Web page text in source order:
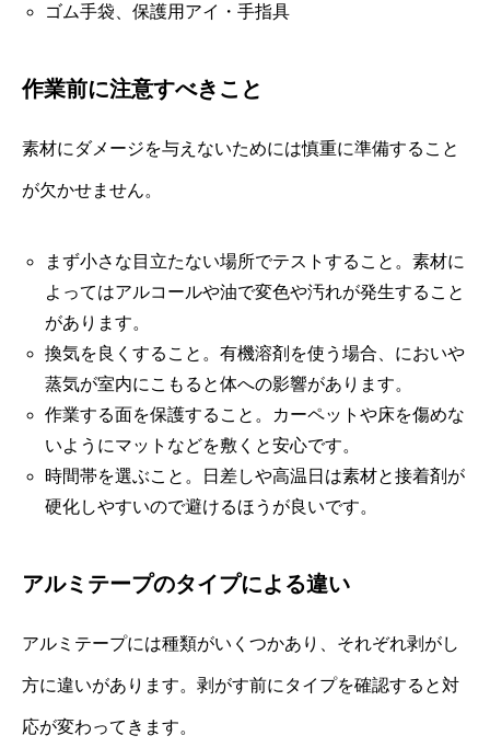
ゴム手袋、保護用アイ・手指具
作業前に注意すべきこと
素材にダメージを与えないためには慎重に準備すること
が欠かせません。
まず小さな目立たない場所でテストすること。素材に
よってはアルコールや油で変色や汚れが発生すること
があります。
換気を良くすること。有機溶剤を使う場合、においや
蒸気が室内にこもると体への影響があります。
作業する面を保護すること。カーペットや床を傷めな
いようにマットなどを敷くと安心です。
時間帯を選ぶこと。日差しや高温日は素材と接着剤が
硬化しやすいので避けるほうが良いです。
アルミテープのタイプによる違い
アルミテープには種類がいくつかあり、それぞれ剥がし
方に違いがあります。剥がす前にタイプを確認すると対
応が変わってきます。